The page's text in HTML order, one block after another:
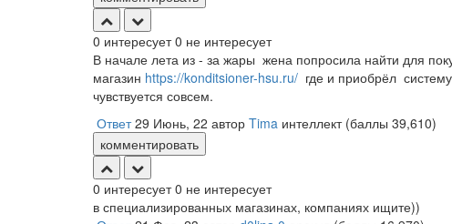
0 интересует 0 не интересует
В начале лета из - за жары жена попросила найти для
магазин https://konditsioner-hsu.ru/ где и приобрёл
чувствуется совсем.
Ответ 29 Июнь, 22 автор Tima интеллект (баллы 39,610)
комментировать
0 интересует 0 не интересует
в специализированных магазинах, компаниях ищите))